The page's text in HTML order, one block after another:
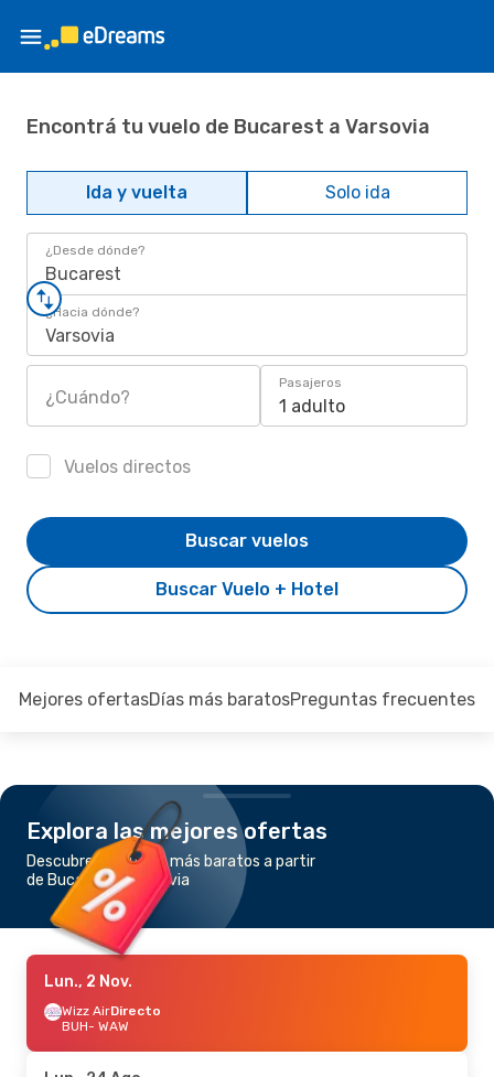
Encontrá tu vuelo de Bucarest a Varsovia
Ida y vuelta Solo ida
¿Desde dónde?
Bucarest
¿Hacia dónde?
Varsovia
¿Cuándo?
Pasajeros
1 adulto
Vuelos directos
Buscar Vuelo + Hotel
Buscar vuelos
Mejores ofertasDías más baratosPreguntas frecuentes
Explora las mejores ofertas
Descubre los vuelos más baratos a partir
de Bucarest a Varsovia
Lun., 2 Nov.
Wizz AirDirecto
BUH- WAW